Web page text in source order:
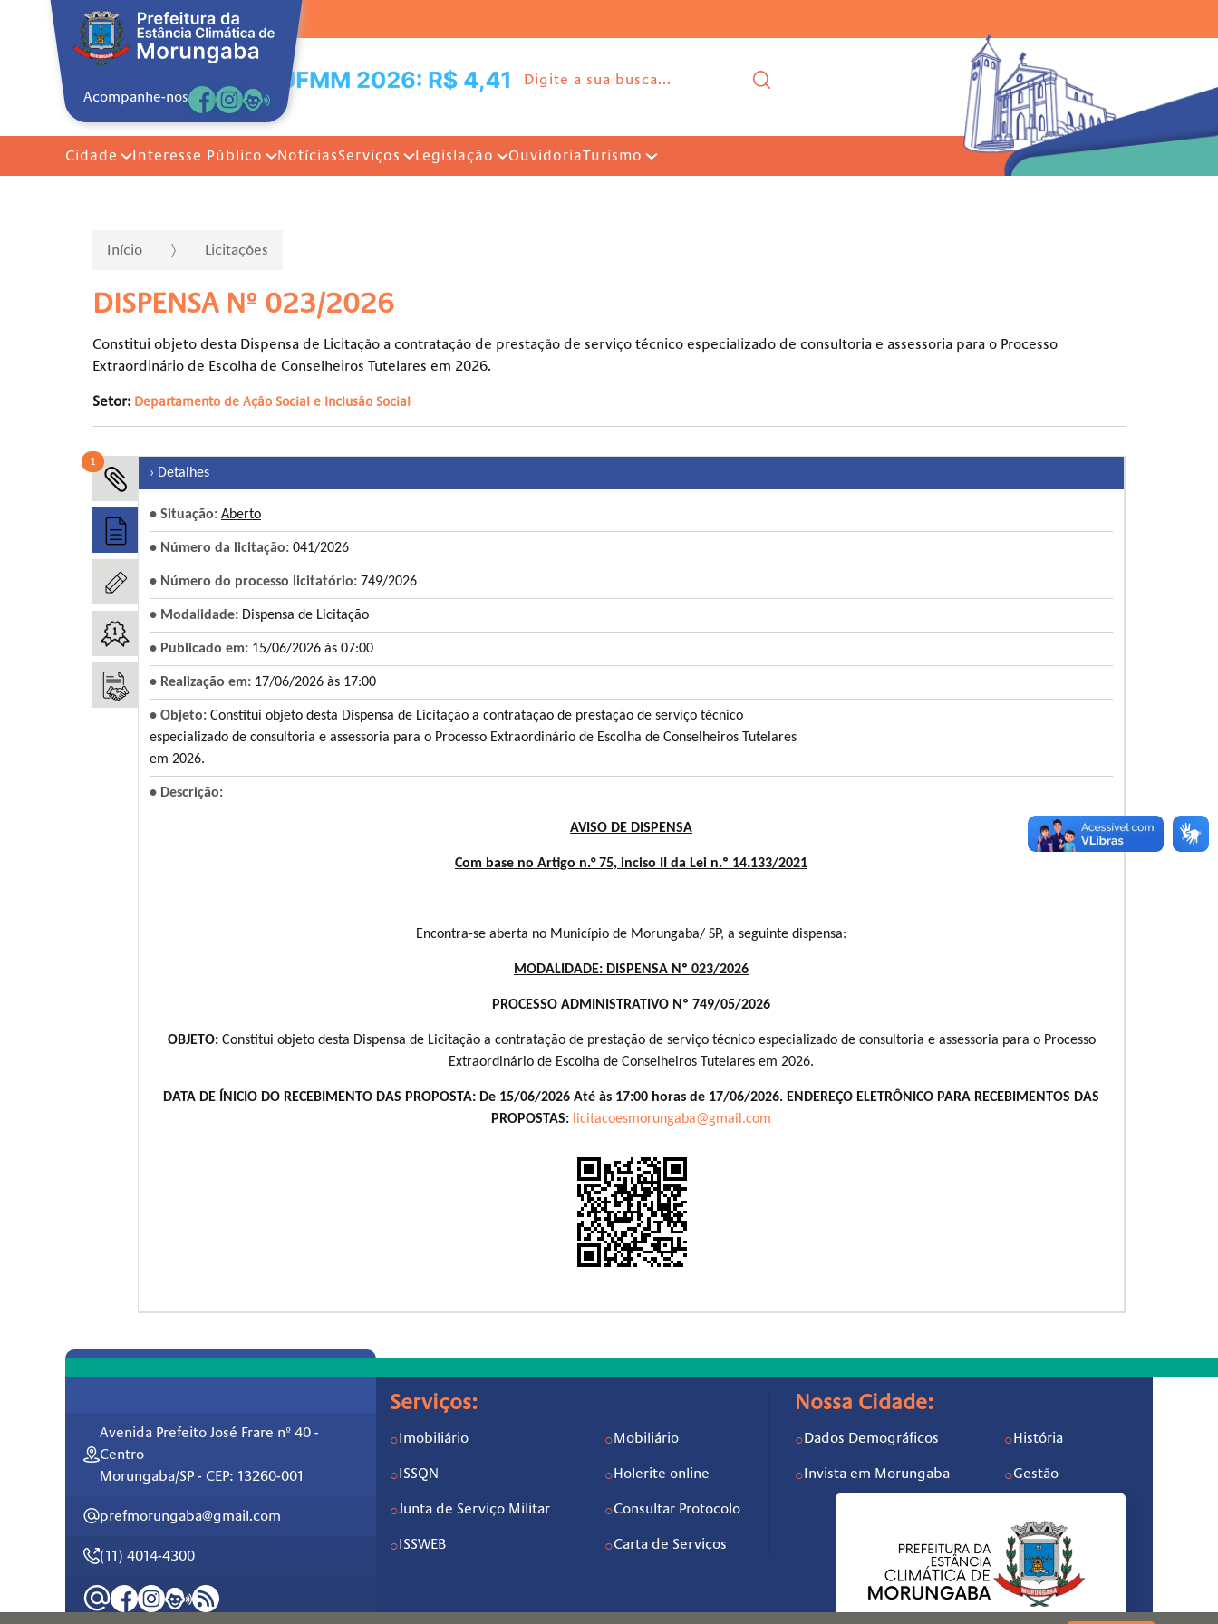
Acompanhe-nos
Cidade Interesse Público NotíciasServiços Legislação OuvidoriaTurismo
Início Licitações
DISPENSA Nº 023/2026
Constitui objeto desta Dispensa de Licitação a contratação de prestação de serviço técnico especializado de consultoria e assessoria para o Processo
Extraordinário de Escolha de Conselheiros Tutelares em 2026.
Setor: Departamento de Ação Social e Inclusão Social
1
› Detalhes
• Situação: Aberto
• Número da licitação: 041/2026
• Número do processo licitatório: 749/2026
• Modalidade: Dispensa de Licitação
• Publicado em: 15/06/2026 às 07:00
• Realização em: 17/06/2026 às 17:00
• Objeto: Constitui objeto desta Dispensa de Licitação a contratação de prestação de serviço técnico
especializado de consultoria e assessoria para o Processo Extraordinário de Escolha de Conselheiros Tutelares
em 2026.
• Descrição:
AVISO DE DISPENSA
Com base no Artigo n.° 75, inciso II da Lei n.º 14.133/2021
Encontra-se aberta no Município de Morungaba/ SP, a seguinte dispensa:
MODALIDADE: DISPENSA Nº 023/2026
PROCESSO ADMINISTRATIVO Nº 749/05/2026
OBJETO:Constitui objeto desta Dispensa de Licitação a contratação de prestação de serviço técnico especializado de consultoria e assessoria para o Processo
Extraordinário de Escolha de Conselheiros Tutelares em 2026.
DATA DE ÍNICIO DO RECEBIMENTO DAS PROPOSTA: De 15/06/2026 Até às 17:00 horas de 17/06/2026. ENDEREÇO ELETRÔNICO PARA RECEBIMENTOS DAS
PROPOSTAS: licitacoesmorungaba@gmail.com
Avenida Prefeito José Frare nº 40 -
Centro
Morungaba/SP - CEP: 13260-001
prefmorungaba@gmail.com
(11) 4014-4300
Serviços:
○Imobiliário ○Mobiliário
○ISSQN ○Holerite online
○Junta de Serviço Militar ○Consultar Protocolo
○ISSWEB ○Carta de Serviços
Nossa Cidade:
○Dados Demográficos ○História
○Invista em Morungaba ○Gestão